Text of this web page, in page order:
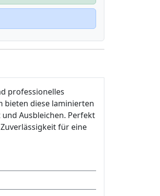
professionelles
bieten diese laminierten
Ausbleichen. Perfekt
für eine